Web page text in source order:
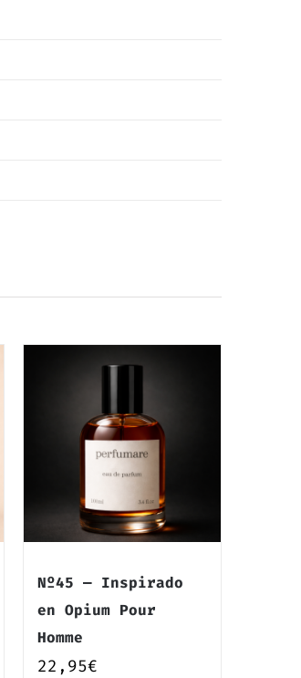
Nº45 — Inspirado
en Opium Pour
Homme
22,95€